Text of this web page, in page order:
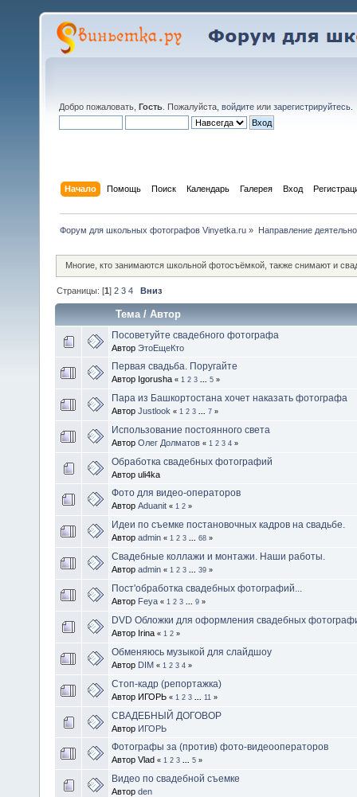
Добро пожаловать, Гость . Пожалуйста, войдите или зарегистрируйтесь
Начало Помощь Поиск Календарь Галерея Вход
Форум для школьных фотографов Vinyetka.ru » Направление
Многие, кто занимаются школьной фотосъёмкой, также снимают и
Страницы: [1]2 3 4 Вниз
Тема /Автор
Посоветуйте свадебного фотографа
Автор ЭтоЕщеКто
Первая свадьба. Поругайте
Автор Igorusha « 1 2 3 5 »
Пара из Башкортостана хочет наказать фотографа
Автор Justlook « 1 2 3 7 »
Использование постоянного света
Автор Олег Долматов « 1 2 3 4 »
Обработка свадебных фотографий
Автор uli4ka
Фото для видео-операторов
Автор Aduanit « 1 2 »
Идеи по съемке постановочных кадров на свадьбе.
Автор admin « 1 2 3 68 »
Свадебные коллажи и монтажи. Наши работы.
Автор admin « 1 2 3 39 »
Пост'обработка свадебных фотографий...
Автор Feya « 1 2 3 9 »
DVD Обложки для оформления свадебных
Автор Irina « 1 2 »
Обменяюсь музыкой для слайдшоу
Автор DIM « 1 2 3 4 »
Стоп-кадр (репортажка)
Автор ИГОРЬ « 1 2 3 11 »
СВАДЕБНЫЙ ДОГОВОР
Автор ИГОРЬ
Фотографы за (против) фото-видеооператоров
Автор Vlad « 1 2 3 5 »
Видео по свадебной съемке
Автор den